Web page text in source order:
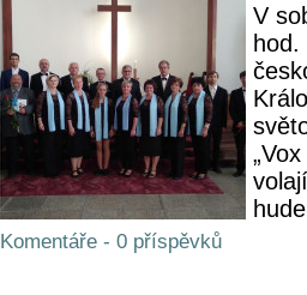
V
hod.
Komentáře - 0 příspěvků